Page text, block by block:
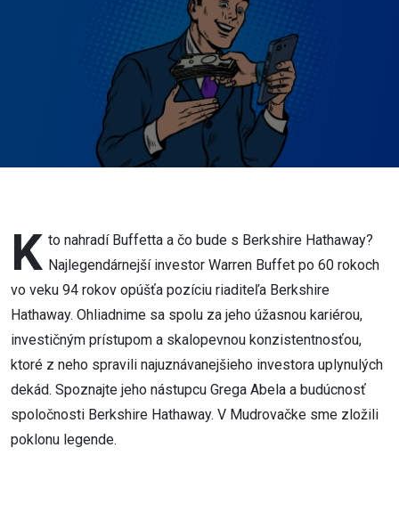
K to nahradí Buffetta a čo bude s Berkshire Hathaway?
Najlegendárnejší investor Warren Buffet po 60 rokoch
vo veku 94 rokov opúšťa pozíciu riaditeľa Berkshire
Hathaway. Ohliadnime sa spolu za jeho úžasnou kariérou,
investičným prístupom a skalopevnou konzistentnosťou,
ktoré z neho spravili najuznávanejšieho investora uplynulých
dekád. Spoznajte jeho nástupcu Grega Abela a budúcnosť
spoločnosti Berkshire Hathaway. V Mudrovačke sme zložili
poklonu legende.